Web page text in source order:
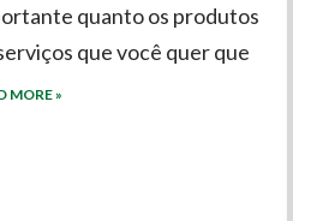
quanto os produtos
que você quer que
MORE »